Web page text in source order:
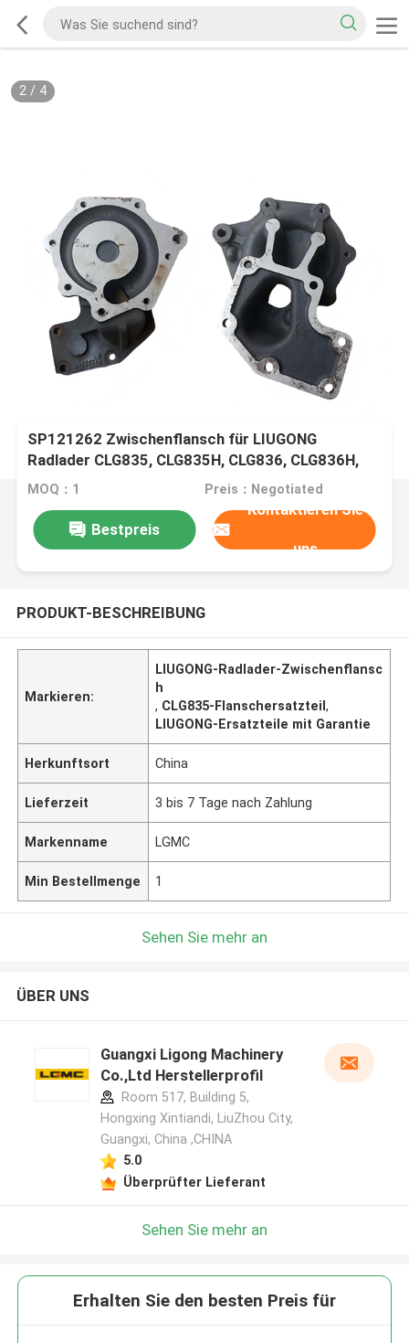
2/ 4
SP121262 Zwischenflansch für LIUGONG
Radlader CLG835, CLG835H, CLG836, CLG836H,
ZL30E, CLG855, CLG862H, CLG870H
MOQ：1 Preis：Negotiated
Bestpreis
Kontaktieren Sie
uns
PRODUKT-BESCHREIBUNG
Markieren:
LIUGONG-Radlader-Zwischenflansc
h
, CLG835-Flanschersatzteil,
LIUGONG-Ersatzteile mit Garantie
Herkunftsort China
Lieferzeit 3 bis 7 Tage nach Zahlung
Markenname LGMC
Min Bestellmenge 1
Sehen Sie mehr an
ÜBER UNS
Guangxi Ligong Machinery
Co.,Ltd Herstellerprofil
Room 517, Building 5,
Hongxing Xintiandi, LiuZhou City,
Guangxi, China ,CHINA
5.0
Überprüfter Lieferant
Sehen Sie mehr an
Erhalten Sie den besten Preis für